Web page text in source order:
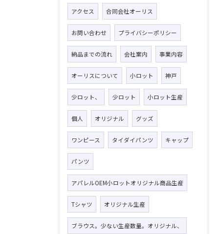
アクセス 合同会社オーリス
お問い合わせ プライバシーポリシー
納品までの流れ 会社案内 事業内容
オーリスについて 小ロット 神戸
少ロット、 少ロット 小ロット生産
個人 オリジナル グッズ
ワンピース タイダイパンツ キャップ
パンツ
アパレルOEM小ロットオリジナル商品生産
Tシャツ オリジナル生産
ブラウス。少ない生産数量。オリジナル、